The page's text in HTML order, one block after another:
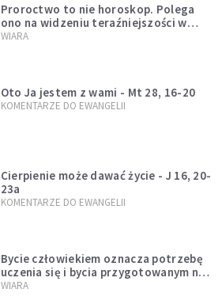
Proroctwo to nie horoskop. Polega
ono na widzeniu teraźniejszości w
świetle przeszłości Jezusa
WIARA
Oto Ja jestem z wami - Mt 28, 16-20
KOMENTARZE DO EWANGELII
Cierpienie może dawać życie - J 16, 20-
23a
KOMENTARZE DO EWANGELII
Bycie człowiekiem oznacza potrzebę
uczenia się i bycia przygotowanym na
nowość każdej sytuacji
WIARA